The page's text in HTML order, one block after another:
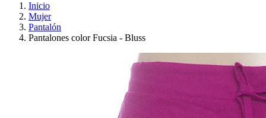
Inicio
Mujer
Pantalón
Pantalones color Fucsia - Bluss